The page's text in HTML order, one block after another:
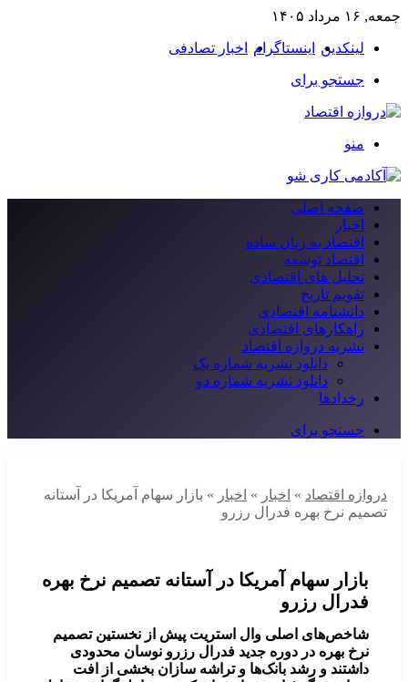
جمعه, ۱۶ مرداد ۱۴۰۵
لینکدین اینستاگرام اخبار تصادفی
جستجو برای
منو
صفحه اصلی
اخبار
اقتصاد به زبان ساده
اقتصاد توسعه
تحلیل های اقتصادی
تقویم تاریخ
دانشنامه اقتصادی
راهکارهای اقتصادی
نشریه دروازه اقتصاد
دانلود نشریه شماره یک
دانلود نشریه شماره دو
رخدادها
جستجو برای
دروازه اقتصاد » اخبار » اخبار » بازار سهام آمریکا در آستانه
تصمیم نرخ بهره فدرال رزرو
بازار سهام آمریکا در آستانه تصمیم نرخ بهره
فدرال رزرو
شاخص‌های اصلی وال استریت پیش از نخستین تصمیم
نرخ بهره در دوره جدید فدرال رزرو نوسان محدودی
داشتند و رشد بانک‌ها و تراشه سازان بخشی از افت